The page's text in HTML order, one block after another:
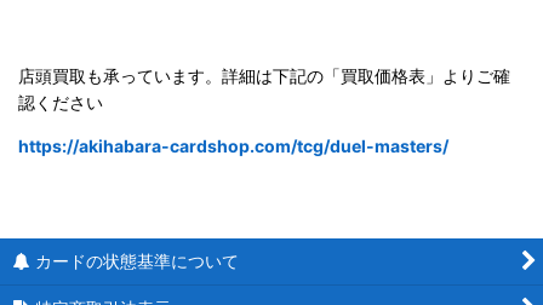
店頭買取も承っています。詳細は下記の「買取価格表」よりご確
認ください
https://akihabara-cardshop.com/tcg/duel-masters/
カードの状態基準について